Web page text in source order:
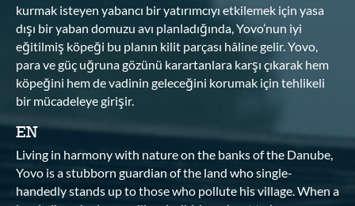
kurmak isteyen yabancı bir yatırımcıyı etkilemek için yasa
dışı bir yaban domuzu avı planladığında, Yovo’nun iyi
eğitilmiş köpeği bu planın kilit parçası hâline gelir. Yovo,
para ve güç uğruna gözünü karartanlara karşı çıkarak hem
köpeğini hem de vadinin geleceğini korumak için tehlikeli
bir mücadeleye girişir.
EN
Living in harmony with nature on the banks of the Danube,
Yovo is a stubborn guardian of the land who single-
handedly stands up to those who pollute his village. When a